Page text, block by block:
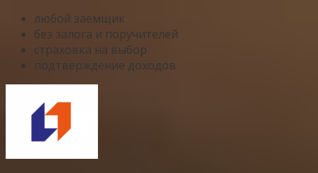
любой заемщик
без залога и поручителей
страховка на выбор
подтверждение доходов